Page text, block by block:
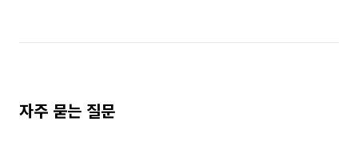
자주 묻는 질문